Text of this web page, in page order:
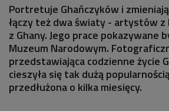
Portretuje Ghańczyków i
łączy też dwa światy - artystów
z Ghany. Jego prace pokazywane
Muzeum Narodowym.
przedstawiająca codzienne życie
cieszyła się tak dużą
przedłużona o kilka miesięcy.